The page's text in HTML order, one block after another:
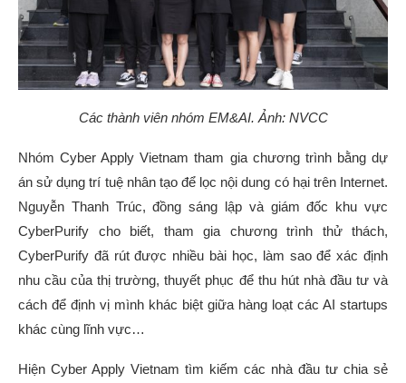
Các thành viên nhóm EM&AI. Ảnh: NVCC
Nhóm Cyber Apply Vietnam tham gia chương trình bằng dự
án sử dụng trí tuệ nhân tạo để lọc nội dung có hại trên Internet.
Nguyễn Thanh Trúc, đồng sáng lập và giám đốc khu vực
CyberPurify cho biết, tham gia chương trình thử thách,
CyberPurify đã rút được nhiều bài học, làm sao để xác định
nhu cầu của thị trường, thuyết phục để thu hút nhà đầu tư và
cách để định vị mình khác biệt giữa hàng loạt các AI startups
khác cùng lĩnh vực…
Hiện Cyber Apply Vietnam tìm kiếm các nhà đầu tư chia sẻ